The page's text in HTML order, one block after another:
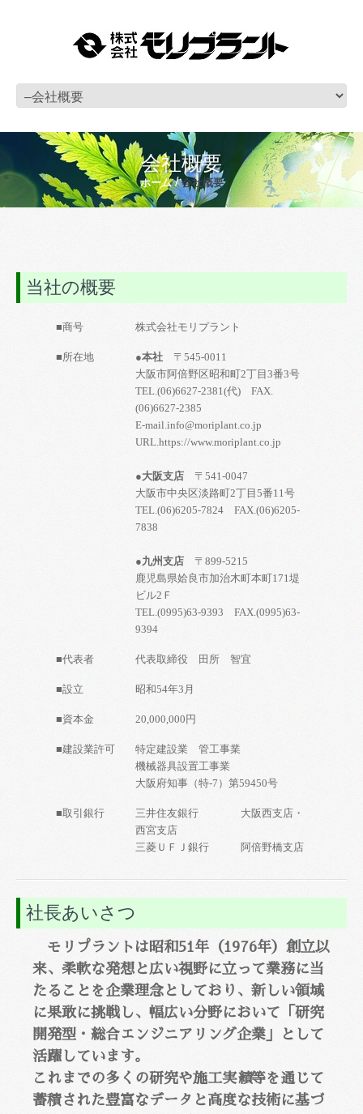
会社概要
ホーム 会社概要
当社の概要
■商号 株式会社モリプラント
■所在地 ●本社 〒545-0011
大阪市阿倍野区昭和町2丁目3番3号
TEL.(06)6627-2381(代) FAX.
(06)6627-2385
E-mail.info@moriplant.co.jp
URL.https://www.moriplant.co.jp
●大阪支店 〒541-0047
大阪市中央区淡路町2丁目5番11号
TEL.(06)6205-7824 FAX.(06)6205-
7838
●九州支店 〒899-5215
鹿児島県姶良市加治木町本町171堤
ビル2Ｆ
TEL.(0995)63-9393 FAX.(0995)63-
9394
■代表者 代表取締役 田所 智宜
■設立 昭和54年3月
■資本金 20,000,000円
■建設業許可
特定建設業 管工事業
機械器具設置工事業
大阪府知事（特-7）第59450号
■取引銀行
三井住友銀行 大阪西支店・
西宮支店
三菱ＵＦＪ銀行 阿倍野橋支店
社長あいさつ
モリプラントは昭和51年（1976年）創立以
来、柔軟な発想と広い視野に立って業務に当
たることを企業理念としており、新しい領域
に果敢に挑戦し、幅広い分野において「研究
開発型・総合エンジニアリング企業」として
活躍しています。
これまでの多くの研究や施工実績等を通じて
蓄積された豊富なデータと高度な技術に基づ